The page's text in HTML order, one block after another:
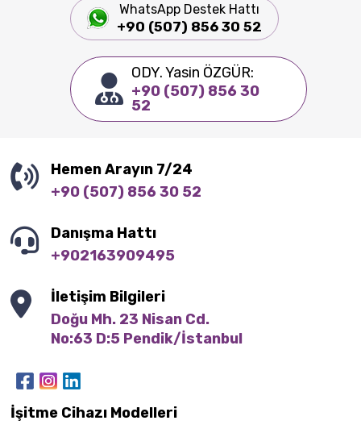
WhatsApp Destek Hattı
+90 (507) 856 30 52
ODY. Yasin ÖZGÜR:
+90 (507) 856 30
52
Hemen Arayın 7/24
+90 (507) 856 30 52
Danışma Hattı
+902163909495
İletişim Bilgileri
Doğu Mh. 23 Nisan Cd.
No:63 D:5 Pendik/İstanbul
İşitme Cihazı Modelleri